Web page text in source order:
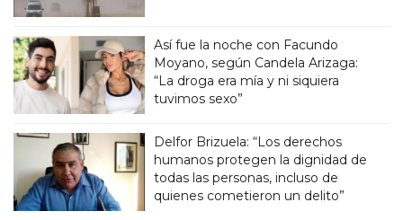
Así fue la noche con Facundo
Moyano, según Candela Arizaga:
“La droga era mía y ni siquiera
tuvimos sexo”
Delfor Brizuela: “Los derechos
humanos protegen la dignidad de
todas las personas, incluso de
quienes cometieron un delito”